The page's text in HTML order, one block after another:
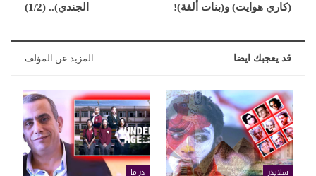
(كاري هوايت) و(بنات ألفة)!
الجندي).. (1/2)
قد يعجبك ايضا المزيد عن المؤلف
سلايدر دراما